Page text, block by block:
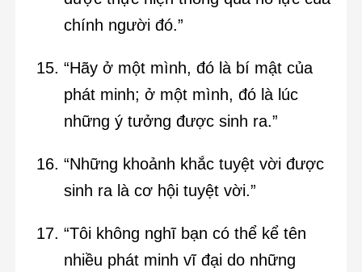
chính người đó.”
“Hãy ở một mình, đó là bí mật của
phát minh; ở một mình, đó là lúc
những ý tưởng được sinh ra.”
“Những khoảnh khắc tuyệt vời được
sinh ra là cơ hội tuyệt vời.”
“Tôi không nghĩ bạn có thể kể tên
nhiều phát minh vĩ đại do những